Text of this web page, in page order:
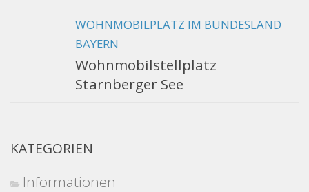
WOHNMOBILPLATZ IM BUNDESLAND
BAYERN
Wohnmobilstellplatz
Starnberger See
KATEGORIEN
Informationen